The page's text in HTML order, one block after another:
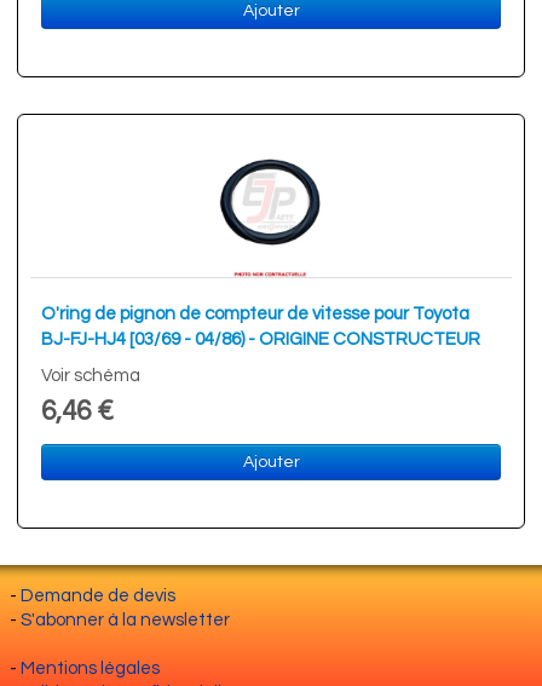
Ajouter
O'ring de pignon de compteur de vitesse pour Toyota
BJ-FJ-HJ4 [03/69 - 04/86) - ORIGINE CONSTRUCTEUR
Voir schéma
6,46 €
Ajouter
- Demande de devis
- S'abonner à la newsletter
- Mentions légales